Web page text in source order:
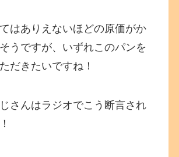
はありえないほどの原価がか
うですが、いずれこのパンを
だきたいですね！
さんはラジオでこう断言され